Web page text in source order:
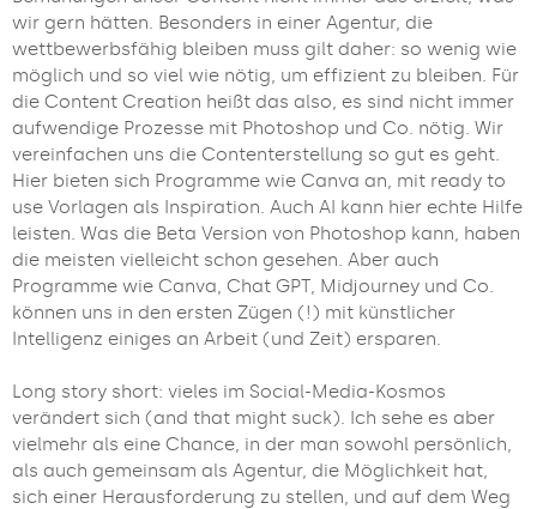
wir gern hätten. Besonders in einer Agentur, die
wettbewerbsfähig bleiben muss gilt daher: so wenig wie
möglich und so viel wie nötig, um effizient zu bleiben. Für
die Content Creation heißt das also, es sind nicht immer
aufwendige Prozesse mit Photoshop und Co. nötig. Wir
vereinfachen uns die Contenterstellung so gut es geht.
Hier bieten sich Programme wie Canva an, mit ready to
use Vorlagen als Inspiration. Auch AI kann hier echte Hilfe
leisten. Was die Beta Version von Photoshop kann, haben
die meisten vielleicht schon gesehen. Aber auch
Programme wie Canva, Chat GPT, Midjourney und Co.
können uns in den ersten Zügen (!) mit künstlicher
Intelligenz einiges an Arbeit (und Zeit) ersparen.
Long story short: vieles im Social-Media-Kosmos
verändert sich (and that might suck). Ich sehe es aber
vielmehr als eine Chance, in der man sowohl persönlich,
als auch gemeinsam als Agentur, die Möglichkeit hat,
sich einer Herausforderung zu stellen, und auf dem Weg